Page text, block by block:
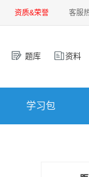
资质&荣誉 客服
题库 资料
学习包